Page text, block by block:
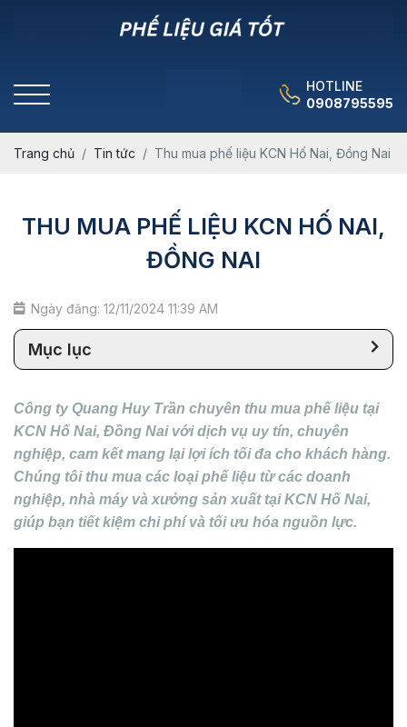
HOTLINE
0908795595
Trang chủ Tin tức Thu mua phế liệu KCN Hố Nai, Đồng Nai
THU MUA PHẾ LIỆU KCN HỐ NAI,
ĐỒNG NAI
Ngày đăng: 12/11/2024 11:39 AM
Mục lục
Công ty Quang Huy Trần chuyên thu mua phế liệu tại
KCN Hố Nai, Đồng Nai với dịch vụ uy tín, chuyên
nghiệp, cam kết mang lại lợi ích tối đa cho khách hàng.
Chúng tôi thu mua các loại phế liệu từ các doanh
nghiệp, nhà máy và xưởng sản xuất tại KCN Hố Nai,
giúp bạn tiết kiệm chi phí và tối ưu hóa nguồn lực.